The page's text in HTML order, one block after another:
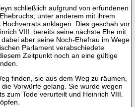
schließlich aufgrund von erfundenen
unter anderem mit ihrem
anklagen. Dies geschah vor
VIII. bereits seine nächste Ehe mit
aber seine Noch-Ehefrau im Wege
Parlament verabschiedete
Zeitpunkt noch an eine gültige
finden, sie aus dem Weg zu räumen,
Vorwürfe gelang. Sie wurde wegen
zum Tode verurteilt und Heinrich VIII.